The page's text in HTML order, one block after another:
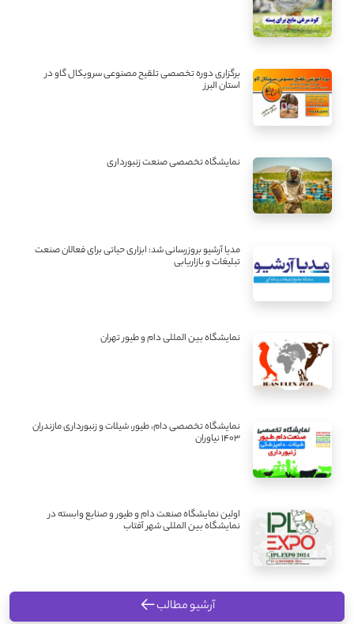
برگزاری دوره تخصصی تلقیح مصنوعی سرویکال گاو در
استان البرز
نمایشگاه تخصصی صنعت زنبورداری
مدیا آرشیو بروزرسانی شد: ابزاری حیاتی برای فعالان صنعت
تبلیغات و بازاریابی
نمایشگاه بین المللی دام و طیور تهران
نمایشگاه تخصصی دام، طیور، شیلات و زنبورداری مازندران
1403 نیاوران
اولین نمایشگاه صنعت دام و طیور و صنایع وابسته در
نمایشگاه بین المللی شهر آفتاب
آرشیو مطالب